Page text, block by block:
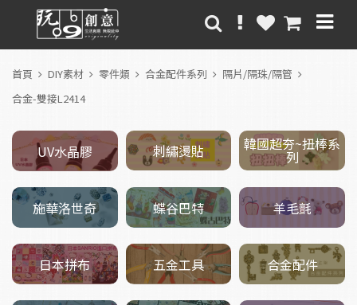
首頁 DIY素材 零件類 合金配件系列
隔片/隔珠/隔管
合金-雙接L2414
UV水晶膠 刺繡燙貼 韓國超夯~扭棒系
列
施華洛世奇 蝶谷巴特 羊毛氈
日本拼布 五金工具 合金配件